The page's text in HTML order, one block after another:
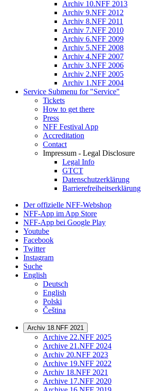
Archiv 10.NFF 2013
Archiv 9.NFF 2012
Archiv 8.NFF 2011
Archiv 7.NFF 2010
Archiv 6.NFF 2009
Archiv 5.NFF 2008
Archiv 4.NFF 2007
Archiv 3.NFF 2006
Archiv 2.NFF 2005
Archiv 1.NFF 2004
Service Submenu for "Service"
Tickets
How to get there
Press
NFF Festival App
Accreditation
Contact
Impressum - Legal Disclosure
Legal Info
GTCT
Datenschutzerklärung
Barrierefreiheitserklärung
Der offizielle NFF-Webshop
NFF-App im App Store
NFF-App bei Google Play
Youtube
Facebook
Twitter
Instagram
Suche
English
Deutsch
English
Polski
Čeština
Archiv 18.NFF 2021
Archive 22.NFF 2025
Archive 21.NFF 2024
Archiv 20.NFF 2023
Archive 19.NFF 2022
Archiv 18.NFF 2021
Archive 17.NFF 2020